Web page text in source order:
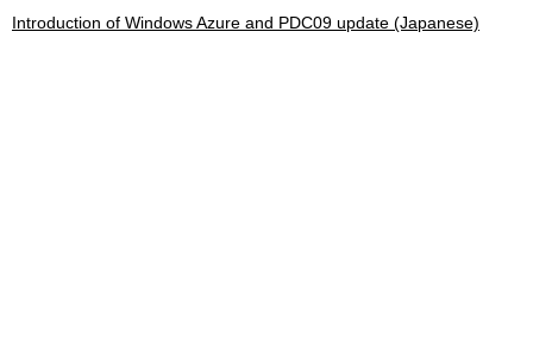
Introduction of Windows Azure and PDC09 update (Japanese)